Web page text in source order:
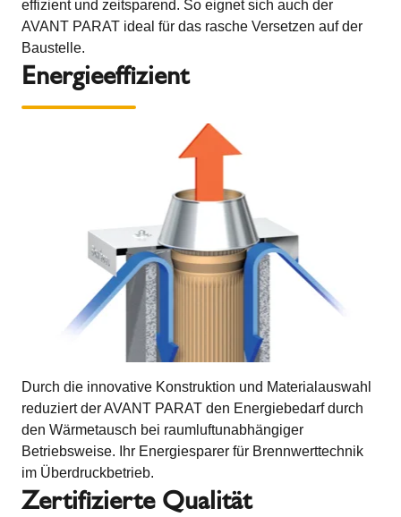
effizient und zeitsparend. So eignet sich auch der
AVANT PARAT ideal für das rasche Versetzen auf der
Baustelle.
Energieeffizient
Durch die innovative Konstruktion und Materialauswahl
reduziert der AVANT PARAT den Energiebedarf durch
den Wärmetausch bei raumluftunabhängiger
Betriebsweise. Ihr Energiesparer für Brennwerttechnik
im Überdruckbetrieb.
Zertifizierte Qualität